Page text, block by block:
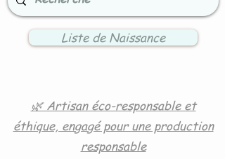
Liste de Naissance
🌿 Artisan éco-responsable et
éthique, engagé pour une production
responsable